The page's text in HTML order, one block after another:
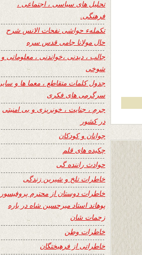
تحلیل های سیاسی ، اجتماعی ،
فرهنگی.
تکملهء حواشی نفحات الانس شرح
حال مولانا جامی قدس سره
جالب ، دیدنی ،خواندنی ، معلوماتی و
شوخی
جدول کلمات متقاطع ، معما ها و سایر
سرگرمی های فکری
جرم ، جنایت ، خونریزی و بی امنیتی
در کشور
جوانان و کودکان
چکیده های قلم
حوادث راننده گی
خاطرات تلخ و شیرین زندگی
خاطرات دوستان از محترم پروفیسور
پوهاند استاد میرحسین شاه در باره
زحمات شان
خاطرات وطن
خاطراتی از فرهیختگان